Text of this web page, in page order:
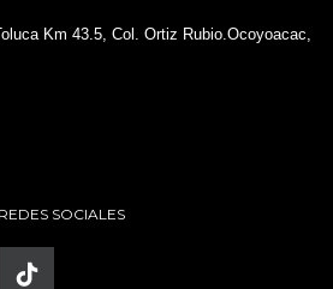
Km 43.5, Col. Ortiz Rubio.Ocoyoacac,
REDES SOCIALES